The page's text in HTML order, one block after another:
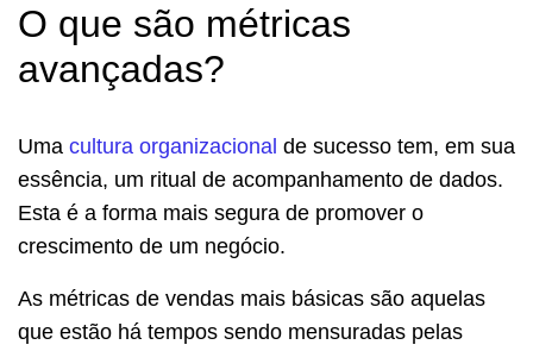
O que são métricas
avançadas?
Uma cultura organizacional de sucesso tem, em sua
essência, um ritual de acompanhamento de dados.
Esta é a forma mais segura de promover o
crescimento de um negócio.
As métricas de vendas mais básicas são aquelas
que estão há tempos sendo mensuradas pelas